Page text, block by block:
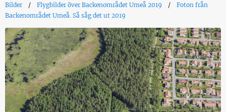
Bilder Flygbilder över Backenområdet Umeå 2019
Foton från
Backenområdet Umeå. Så såg det ut 2019